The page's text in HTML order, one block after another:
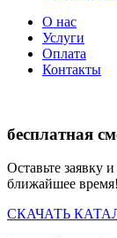
О нас
Услуги
Оплата
Контакты
бесплатная
Оставьте заявку
ближайшее время!
СКАЧАТЬ